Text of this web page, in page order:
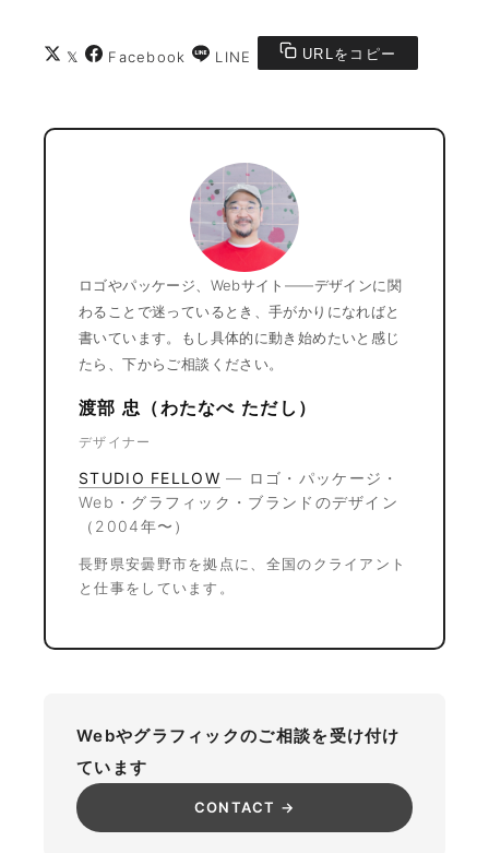
𝕏 Facebook LINE URLをコピー
ロゴやパッケージ、Webサイト——デザインに関
わることで迷っているとき、手がかりになればと
書いています。もし具体的に動き始めたいと感じ
たら、下からご相談ください。
渡部 忠（わたなべ ただし）
デザイナー
STUDIO FELLOW — ロゴ・パッケージ・
Web・グラフィック・ブランドのデザイン
（2004年〜）
長野県安曇野市を拠点に、全国のクライアント
と仕事をしています。
Webやグラフィックのご相談を受け付け
ています
CONTACT →